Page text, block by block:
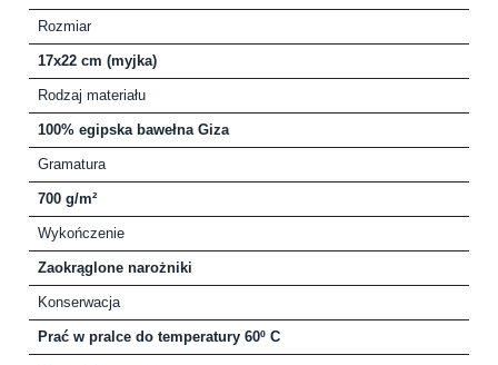
Rozmiar
17x22 cm (myjka)
Rodzaj materiału
100% egipska bawełna Giza
Gramatura
700 g/m²
Wykończenie
Zaokrąglone narożniki
Konserwacja
Prać w pralce do temperatury 60º C